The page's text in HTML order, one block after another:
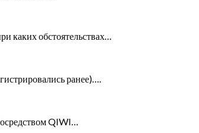
каких обстоятельствах…
ранее)….
QIWI…